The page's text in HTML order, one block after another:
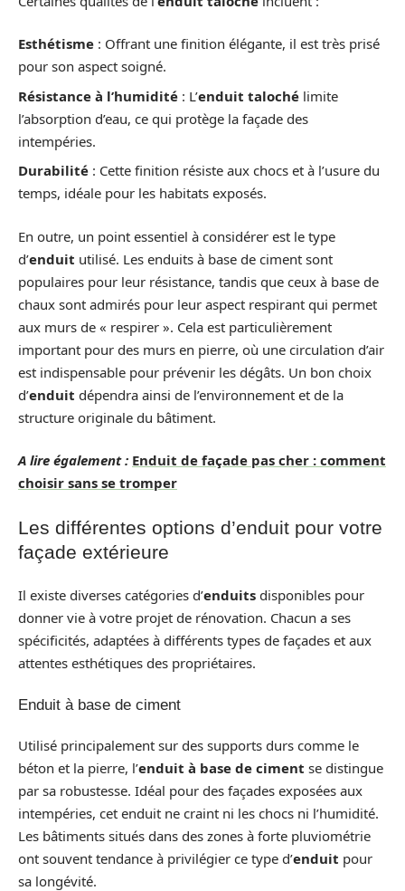
Esthétisme : Offrant une finition élégante, il est très prisé
pour son aspect soigné.
Résistance à l’humidité : L’enduit taloché limite
l’absorption d’eau, ce qui protège la façade des
intempéries.
Durabilité : Cette finition résiste aux chocs et à l’usure du
temps, idéale pour les habitats exposés.
En outre, un point essentiel à considérer est le type
d’enduit utilisé. Les enduits à base de ciment sont
populaires pour leur résistance, tandis que ceux à base de
chaux sont admirés pour leur aspect respirant qui permet
aux murs de « respirer ». Cela est particulièrement
important pour des murs en pierre, où une circulation d’air
est indispensable pour prévenir les dégâts. Un bon choix
d’enduit dépendra ainsi de l’environnement et de la
structure originale du bâtiment.
A lire également : Enduit de façade pas cher : comment
choisir sans se tromper
Les différentes options d’enduit pour votre
façade extérieure
Il existe diverses catégories d’enduits disponibles pour
donner vie à votre projet de rénovation. Chacun a ses
spécificités, adaptées à différents types de façades et aux
attentes esthétiques des propriétaires.
Enduit à base de ciment
Utilisé principalement sur des supports durs comme le
béton et la pierre, l’enduit à base de ciment se distingue
par sa robustesse. Idéal pour des façades exposées aux
intempéries, cet enduit ne craint ni les chocs ni l’humidité.
Les bâtiments situés dans des zones à forte pluviométrie
ont souvent tendance à privilégier ce type d’enduit pour
sa longévité.